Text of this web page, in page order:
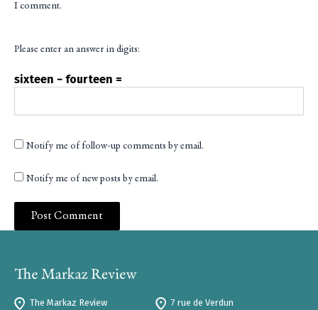
I comment.
Please enter an answer in digits:
sixteen − fourteen =
Notify me of follow-up comments by email.
Notify me of new posts by email.
The Markaz Review
7 rue de Verdun